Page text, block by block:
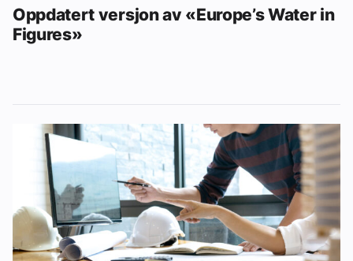
Oppdatert versjon av «Europe’s Water in
Figures»